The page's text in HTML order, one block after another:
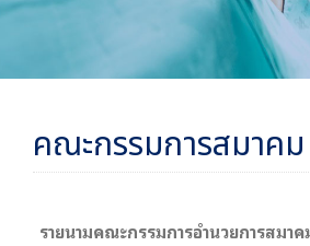
คณะกรรมการสมาคม
รายนามคณะกรรมการอำนวยการสมา